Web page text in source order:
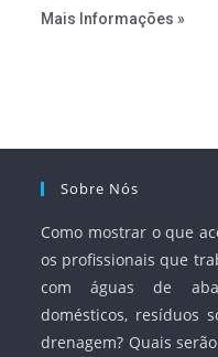
Mais Informações »
Sobre Nós
Como mostrar o que
os profissionais que
com águas de
domésticos, resíduos
drenagem? Quais